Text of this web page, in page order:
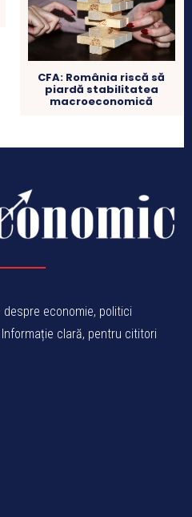
CFA: România riscă să
piardă stabilitatea
macroeconomică
despre economie, politici
clară, pentru cititori